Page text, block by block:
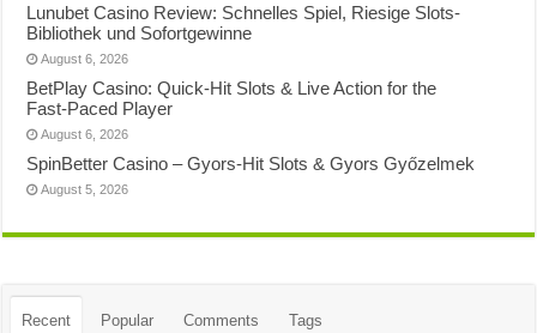
Lunubet Casino Review: Schnelles Spiel, Riesige Slots-
Bibliothek und Sofortgewinne
August 6, 2026
BetPlay Casino: Quick‑Hit Slots & Live Action for the
Fast‑Paced Player
August 6, 2026
SpinBetter Casino – Gyors‑Hit Slots & Gyors Győzelmek
August 5, 2026
Recent Popular Comments Tags